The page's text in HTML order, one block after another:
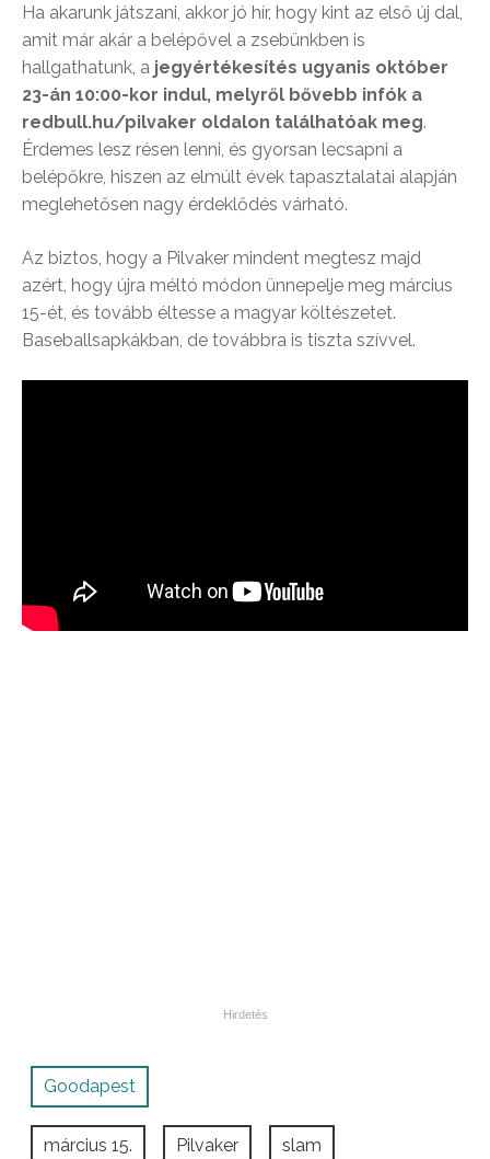
Ha akarunk játszani, akkor jó hír, hogy kint az első új dal,
amit már akár a belépővel a zsebünkben is
hallgathatunk, a jegyértékesítés ugyanis október
23-án 10:00-kor indul, melyről bővebb infók a
redbull.hu/pilvaker oldalon találhatóak meg.
Érdemes lesz résen lenni, és gyorsan lecsapni a
belépőkre, hiszen az elmúlt évek tapasztalatai alapján
meglehetősen nagy érdeklődés várható.
Az biztos, hogy a Pilvaker mindent megtesz majd
azért, hogy újra méltó módon ünnepelje meg március
15-ét, és tovább éltesse a magyar költészetet.
Baseballsapkákban, de továbbra is tiszta szívvel.
Goodapest
március 15. Pilvaker slam